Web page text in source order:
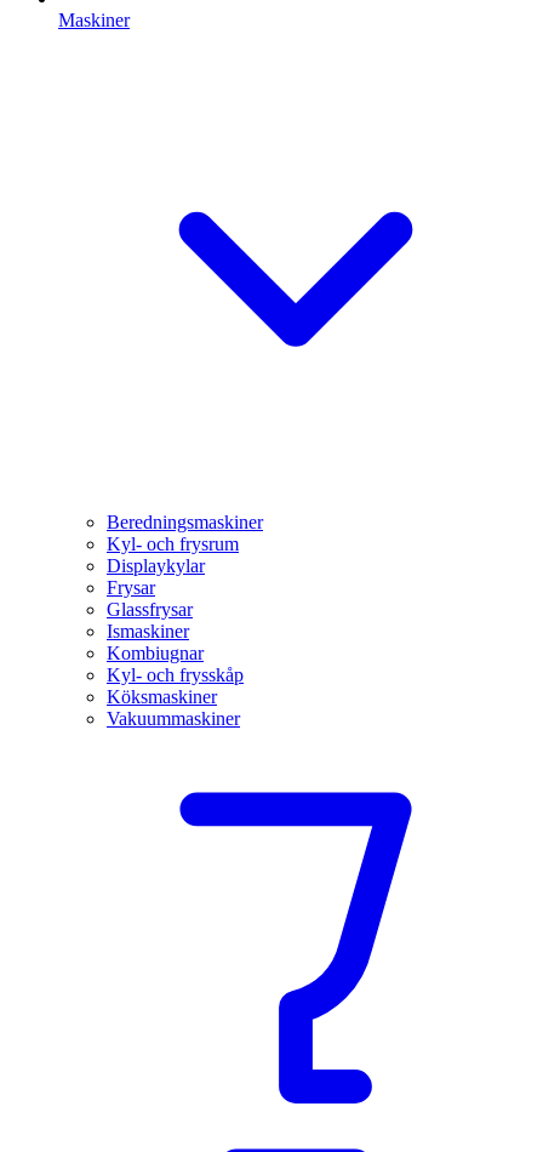
Maskiner
Beredningsmaskiner
Kyl- och frysrum
Displaykylar
Frysar
Glassfrysar
Ismaskiner
Kombiugnar
Kyl- och frysskåp
Köksmaskiner
Vakuummaskiner